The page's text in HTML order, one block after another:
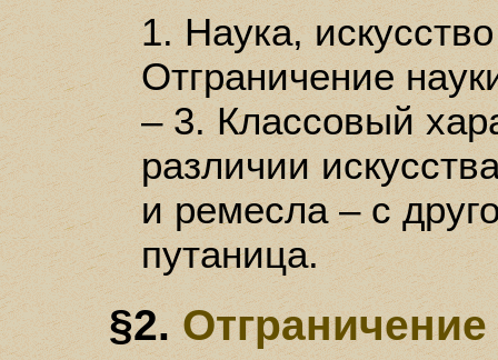
1. Наука,
Отграничение
– 3. Классовый
различии
и ремесла – с
путаница.
§2. Отграничение